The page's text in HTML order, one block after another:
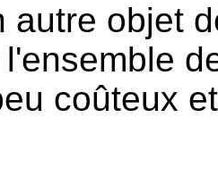
autre objet
coûteux